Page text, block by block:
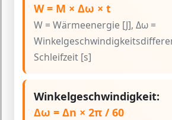
W = M × Δω × t
W = Wärmeenergie [J], Δω =
Schleifzeit [s]
Winkelgeschwindigkeit:
Δω = Δn × 2π / 60